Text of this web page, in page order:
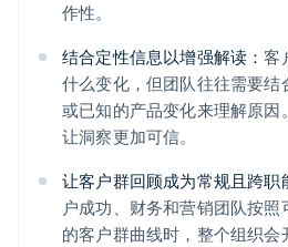
作性。
结合定性信息以增强解读：客
什么变化，但团队往往需要
或已知的产品变化来理解原
让洞察更加可信。
让客户群回顾成为常规且跨职
户成功、财务和营销团队按
的客户群曲线时，整个组织
English
爱尔兰
English
爱沙尼亚
English
奥地利
Deutsch English
澳大利亚
English